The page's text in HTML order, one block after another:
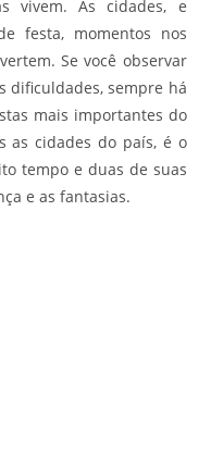
vivem. As cidades, e
festa, momentos nos
Se você observar
dificuldades, sempre há
mais importantes do
as cidades do país, é o
tempo e duas de suas
e as fantasias.